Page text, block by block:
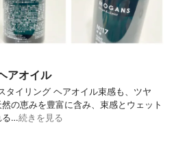
アオイル
イリング ヘアオイル束感も、ツヤ
の恵みを豊富に含み、束感とウェット
る…続きを見る